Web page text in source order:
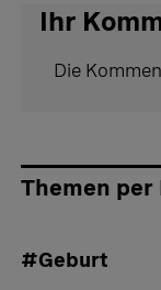
Ihr
Die
Themen per
#Geburt